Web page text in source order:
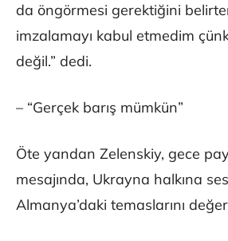
da öngörmesi gerektiğini
imzalamayı kabul etmedim
değil.” dedi.
– “Gerçek barış mümkün”
Öte yandan Zelenskiy, gece
mesajında, Ukrayna halkına
Almanya’daki temaslarını